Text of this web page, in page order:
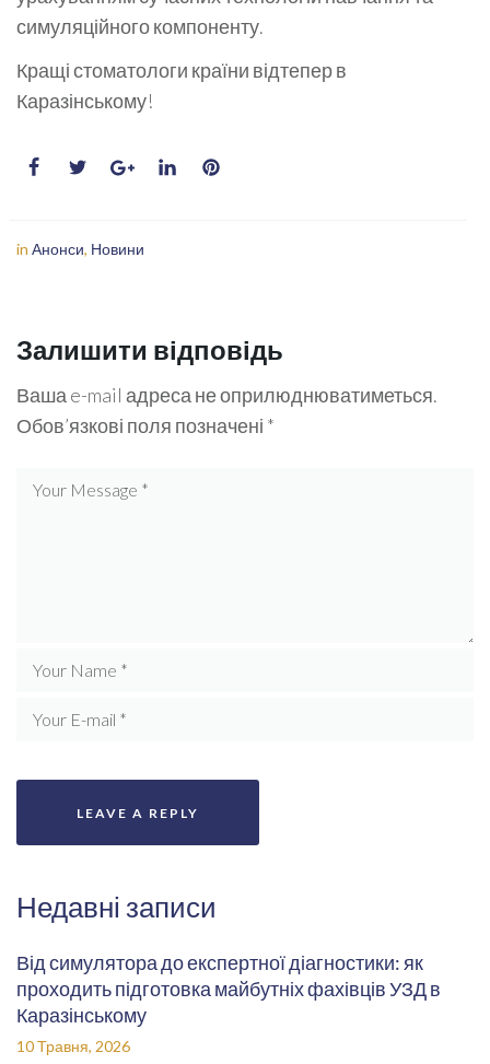
симуляційного компоненту.
Кращі стоматологи країни відтепер в
Каразінському!
in Анонси, Новини
Залишити відповідь
Ваша e-mail адреса не оприлюднюватиметься.
Обов’язкові поля позначені *
Недавні записи
Від симулятора до експертної діагностики: як
проходить підготовка майбутніх фахівців УЗД в
Каразінському
10 Травня, 2026